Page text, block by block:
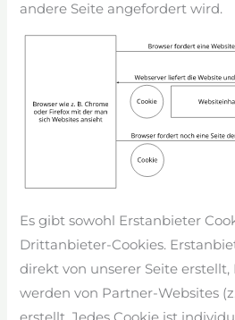
andere Seite angefordert wird.
Es gibt sowohl Erstanbieter
Drittanbieter-Cookies.
direkt von unserer Seite
werden von Partner-Websites